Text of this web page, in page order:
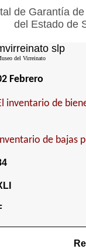
de Garantía
del Estado de
slp
del Virreinato
Febrero
inventario de
de bajas